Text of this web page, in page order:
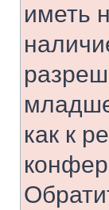
иметь
как к